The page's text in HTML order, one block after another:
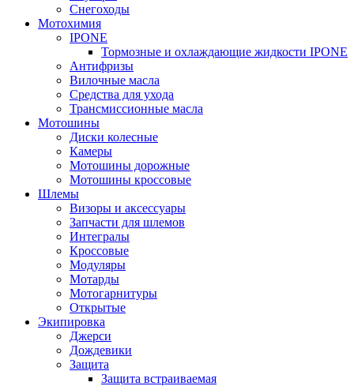
Снегоходы
Мотохимия
IPONE
Тормозные и охлаждающие жидкости IPONE
Антифризы
Вилочные масла
Средства для ухода
Трансмиссионные масла
Мотошины
Диски колесные
Камеры
Мотошины дорожные
Мотошины кроссовые
Шлемы
Визоры и аксессуары
Запчасти для шлемов
Интегралы
Кроссовые
Модуляры
Мотарды
Мотогарнитуры
Открытые
Экипировка
Джерси
Дождевики
Защита
Защита встраиваемая